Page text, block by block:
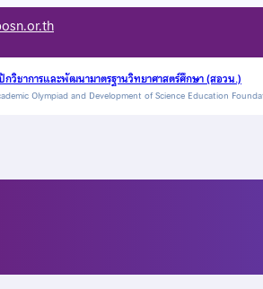
กวิชาการและพัฒนามาตรฐานวิทยาศาสตร์ศึกษา (สอวน.)
Olympiad and Development of Science Education